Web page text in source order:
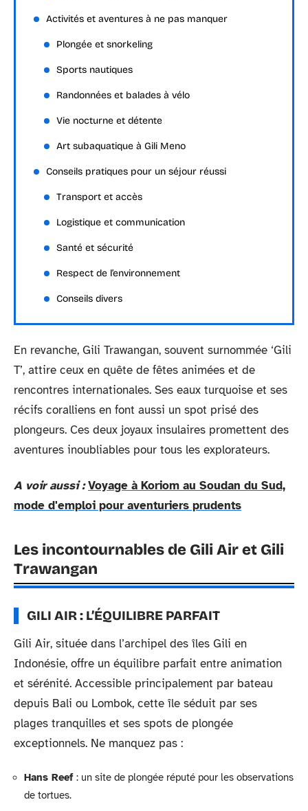
Activités et aventures à ne pas manquer
Plongée et snorkeling
Sports nautiques
Randonnées et balades à vélo
Vie nocturne et détente
Art subaquatique à Gili Meno
Conseils pratiques pour un séjour réussi
Transport et accès
Logistique et communication
Santé et sécurité
Respect de l’environnement
Conseils divers
En revanche, Gili Trawangan, souvent surnommée ‘Gili
T’, attire ceux en quête de fêtes animées et de
rencontres internationales. Ses eaux turquoise et ses
récifs coralliens en font aussi un spot prisé des
plongeurs. Ces deux joyaux insulaires promettent des
aventures inoubliables pour tous les explorateurs.
A voir aussi : Voyage à Koriom au Soudan du Sud,
mode d'emploi pour aventuriers prudents
Les incontournables de Gili Air et Gili
Trawangan
GILI AIR : L’ÉQUILIBRE PARFAIT
Gili Air, située dans l’archipel des îles Gili en
Indonésie, offre un équilibre parfait entre animation
et sérénité. Accessible principalement par bateau
depuis Bali ou Lombok, cette île séduit par ses
plages tranquilles et ses spots de plongée
exceptionnels. Ne manquez pas :
Hans Reef : un site de plongée réputé pour les observations
de tortues.